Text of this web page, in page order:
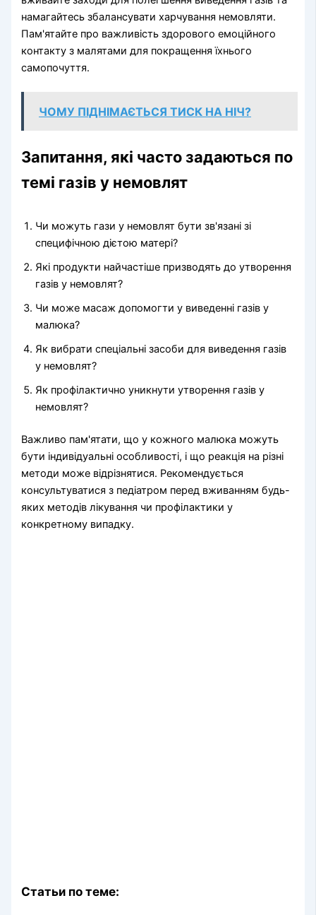
намагайтесь збалансувати харчування немовляти.
Пам'ятайте про важливість здорового емоційного
контакту з малятами для покращення їхнього
самопочуття.
ЧОМУ ПІДНІМАЄТЬСЯ ТИСК НА НІЧ?
Запитання, які часто задаються по
темі газів у немовлят
Чи можуть гази у немовлят бути зв'язані зі
специфічною дієтою матері?
Які продукти найчастіше призводять до утворення
газів у немовлят?
Чи може масаж допомогти у виведенні газів у
малюка?
Як вибрати спеціальні засоби для виведення газів
у немовлят?
Як профілактично уникнути утворення газів у
немовлят?
Важливо пам'ятати, що у кожного малюка можуть
бути індивідуальні особливості, і що реакція на різні
методи може відрізнятися. Рекомендується
консультуватися з педіатром перед вживанням будь-
яких методів лікування чи профілактики у
конкретному випадку.
Статьи по теме: